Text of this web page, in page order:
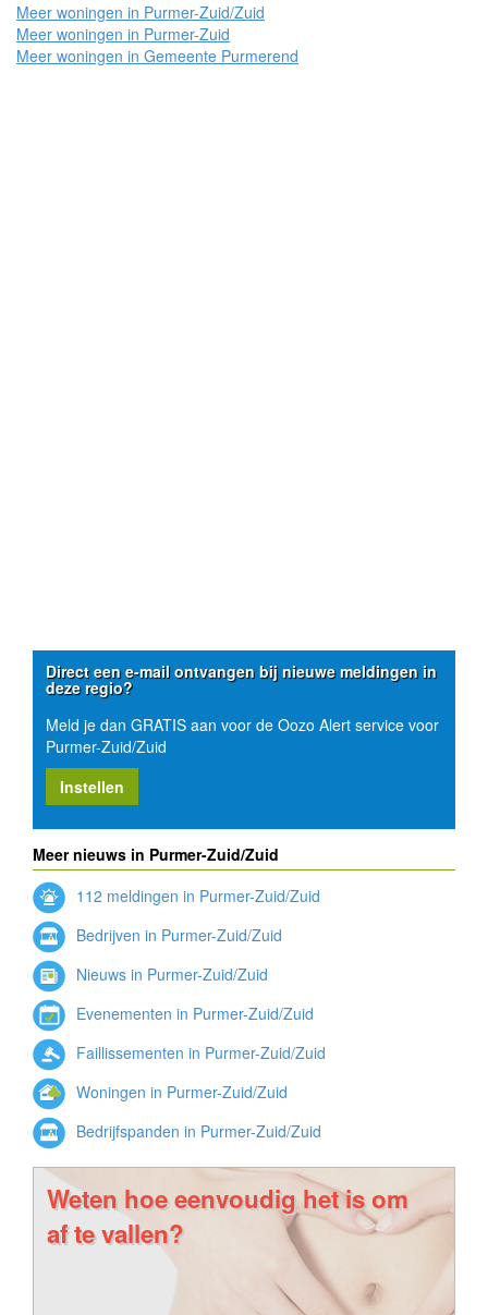
Meer woningen in Purmer-Zuid/Zuid
Meer woningen in Purmer-Zuid
Meer woningen in Gemeente Purmerend
Direct een e-mail ontvangen bij nieuwe meldingen in
deze regio?
Meld je dan GRATIS aan voor de Oozo Alert service voor
Purmer-Zuid/Zuid
Instellen
Meer nieuws in Purmer-Zuid/Zuid
112 meldingen in Purmer-Zuid/Zuid
Bedrijven in Purmer-Zuid/Zuid
Nieuws in Purmer-Zuid/Zuid
Evenementen in Purmer-Zuid/Zuid
Faillissementen in Purmer-Zuid/Zuid
Woningen in Purmer-Zuid/Zuid
Bedrijfspanden in Purmer-Zuid/Zuid
Weten hoe eenvoudig het is om
af te vallen?